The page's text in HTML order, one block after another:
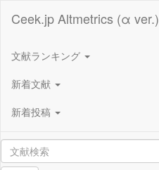
Ceek.jp Altmetrics (α ver.)
文献ランキング
新着文献
新着投稿